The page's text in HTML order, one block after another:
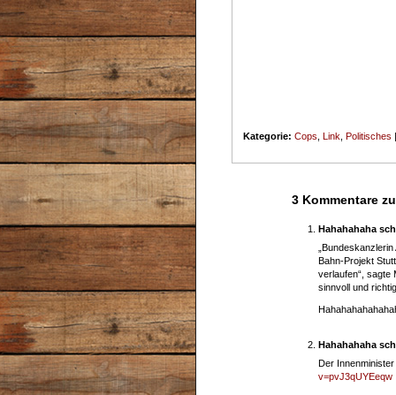
Kategorie: Cops Link Politisches
3 Kommentare
Hahahahaha
Bahn-Projekt
verlaufen“, sagte
sinnvoll und
Hahahahaha
Der
v=pvJ3qUYEeqw